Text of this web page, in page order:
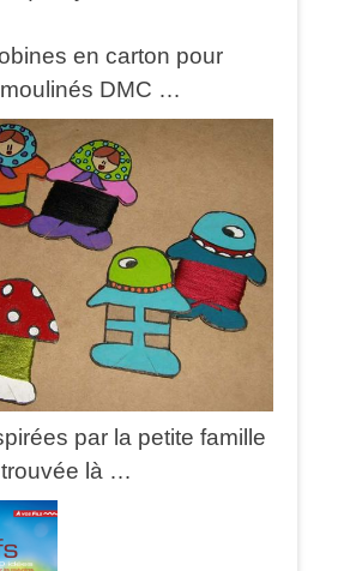
en carton pour
DMC …
par la petite famille
là …